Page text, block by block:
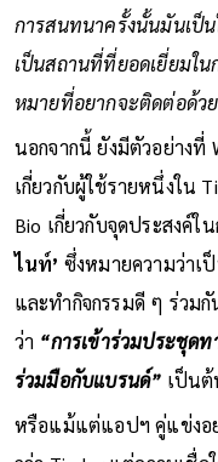
การสนทนาครั้งนั้นมันเป็
เป็นสถานที่ที่ยอดเยี่ยมใ
หมายที่อยากจะติดต่อด้ว
นอกจากนี้ ยังมีตัวอย่างที่
เกี่ยวกับผู้ใช้รายหนึ่งใน
Bio เกี่ยวกับจุดประสงค์
ไนท์’ ซึ่งหมายความว่าเ
และทำกิจกรรมดี ๆ ร่วม
ว่า “การเข้าร่วมประชุด
ร่วมมือกับแบรนด์” เป็น
หรือแม้แต่แอปฯ คู่แข่งอ